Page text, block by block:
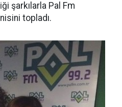
şarkılarla Pal Fm
topladı.